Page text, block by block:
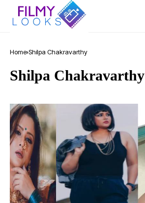
Home Shilpa Chakravarthy
Shilpa Chakravarthy